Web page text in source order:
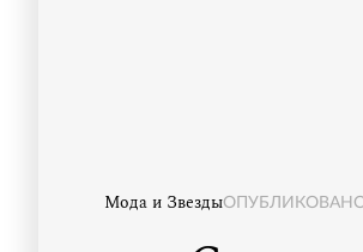
Мода и Звезды